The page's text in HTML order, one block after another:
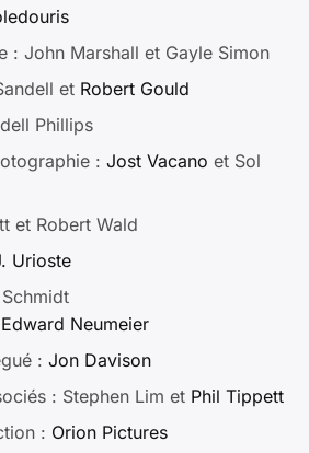
: John Marshall et Gayle Simon
et Robert Gould
Phillips
: Jost Vacano et Sol
et Robert Wald
Urioste
Edward Neumeier
: Jon Davison
: Stephen Lim et Phil Tippett
: Orion Pictures